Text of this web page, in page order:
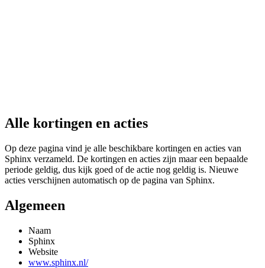
Alle kortingen en acties
Op deze pagina vind je alle beschikbare kortingen en acties van
Sphinx verzameld. De kortingen en acties zijn maar een bepaalde
periode geldig, dus kijk goed of de actie nog geldig is. Nieuwe
acties verschijnen automatisch op de pagina van Sphinx.
Algemeen
Naam
Sphinx
Website
www.sphinx.nl/